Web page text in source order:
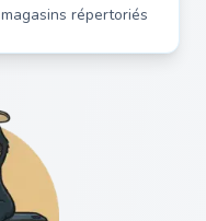
magasins répertoriés